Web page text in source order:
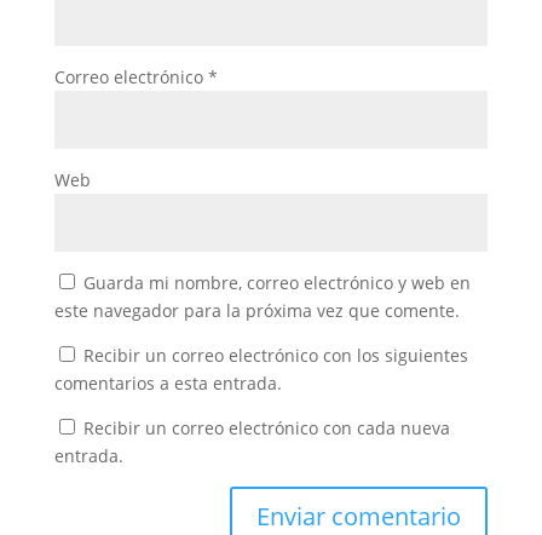
Correo electrónico *
Web
Guarda mi nombre, correo electrónico y web en
este navegador para la próxima vez que comente.
Recibir un correo electrónico con los siguientes
comentarios a esta entrada.
Recibir un correo electrónico con cada nueva
entrada.